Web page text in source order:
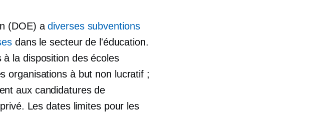
(DOE) adiverses subventions
dans le secteur de l'éducation.
la disposition des écoles
organisations à but non lucratif ;
aux candidatures de
Les dates limites pour les